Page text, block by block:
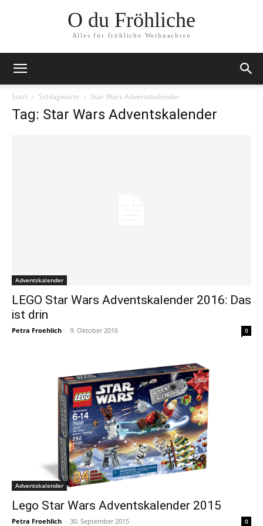
O du Fröhliche
Alles für fröhliche Weihnachten
Start Schlagworte Star Wars Adventskalender
Tag: Star Wars Adventskalender
Adventskalender
LEGO Star Wars Adventskalender 2016: Das
ist drin
Petra Froehlich - 9. Oktober 2016 0
Adventskalender
Lego Star Wars Adventskalender 2015
Petra Froehlich - 30. September 2015 0